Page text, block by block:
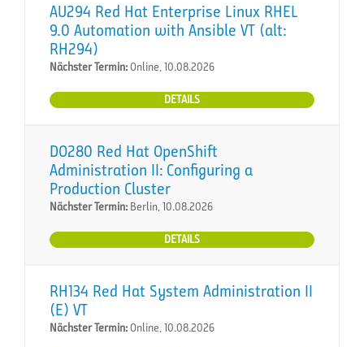
AU294 Red Hat Enterprise Linux RHEL
9.0 Automation with Ansible VT (alt:
RH294)
Nächster Termin:Online, 10.08.2026
DETAILS
DO280 Red Hat OpenShift
Administration II: Configuring a
Production Cluster
Nächster Termin: Berlin, 10.08.2026
DETAILS
RH134 Red Hat System Administration II
(E) VT
Nächster Termin:Online, 10.08.2026